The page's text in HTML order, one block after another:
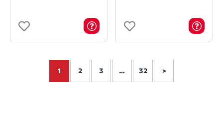
1 2 3 … 32 >